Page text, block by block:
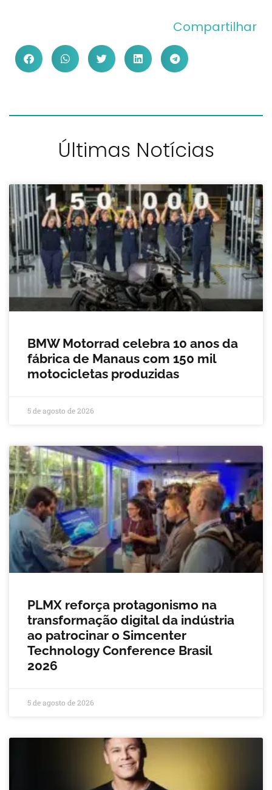
Compartilhar
Últimas Notícias
BMW Motorrad celebra 10 anos da
fábrica de Manaus com 150 mil
motocicletas produzidas
5 de agosto de 2026
PLMX reforça protagonismo na
transformação digital da indústria
ao patrocinar o Simcenter
Technology Conference Brasil
2026
5 de agosto de 2026